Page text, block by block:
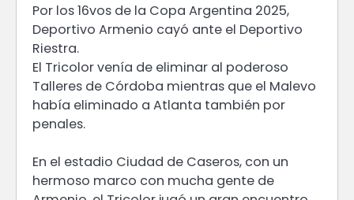
Por los 16vos de la Copa Argentina 2025,
Deportivo Armenio cayó ante el Deportivo
Riestra.
El Tricolor venía de eliminar al poderoso
Talleres de Córdoba mientras que el Malevo
había eliminado a Atlanta también por
penales.
En el estadio Ciudad de Caseros, con un
hermoso marco con mucha gente de